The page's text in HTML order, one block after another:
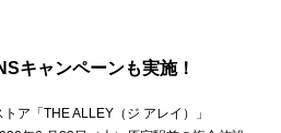
CLOSE
キャンペーンも実施！
ア「THE ALLEY（ジ アレイ）」